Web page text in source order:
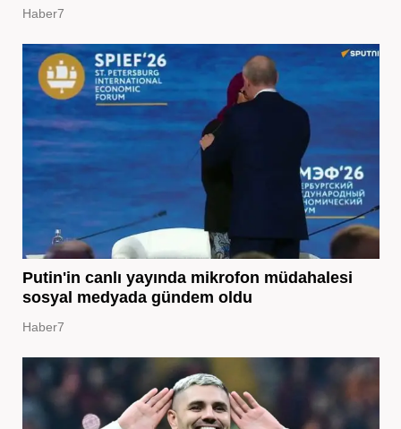
Haber7
Putin'in canlı yayında mikrofon müdahalesi
sosyal medyada gündem oldu
Haber7